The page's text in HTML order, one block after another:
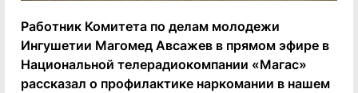
Работник Комитета по делам молодежи
Ингушетии Магомед Авсажев в прямом эфире в
Национальной телерадиокомпании «Магас»
рассказал о профилактике наркомании в нашем